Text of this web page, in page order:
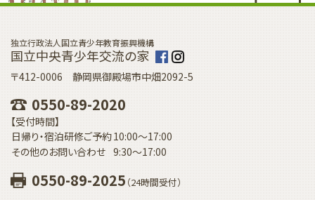
独立行政法人国立青少年教育振興機構
国立中央青少年交流の家
〒412-0006 静岡県御殿場市中畑2092-5
0550-89-2020
【受付時間】
日帰り・宿泊研修ご予約10:00〜17:00
その他のお問い合わせ 9:30〜17:00
0550-89-2025 （24時間受付）